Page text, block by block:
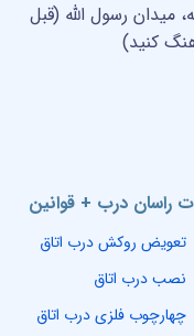
راسان درب + قوانین
تعویض روکش درب اتاق
نصب درب اتاق
چهارچوب فلزی درب اتاق
میدان رسول الله (قبل
کنید)